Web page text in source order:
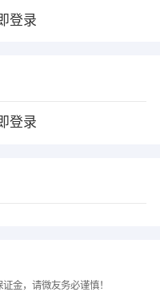
登录
登录
金，请微友务必谨慎！